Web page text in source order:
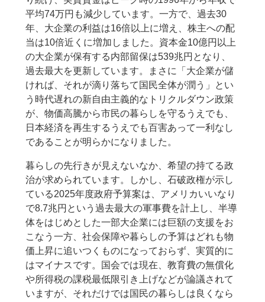
平均74万円も減少しています。一方で、過去30
年、大企業の利益は16倍以上に増え、株主への配
当は10倍近くに増加しました。資本金10億円以上
の大企業が保有する内部留保は539兆円となり、
過去最大を更新しています。まさに「大企業が儲
ければ、それが滴り落ちて国民全体が潤う」とい
う時代遅れの新自由主義的なトリクルダウン政策
が、物価高騰から市民の暮らしを守るうえでも、
日本経済を再生するうえでも百害あって一利なし
であることが明らかになりました。
暮らしの先行きが見えないなか、希望の持てる政
治が求められています。しかし、石破政権が示し
ている2025年度政府予算案は、アメリカいいなり
で8.7兆円という過去最大の軍事費を計上し、半導
体をはじめとした一部大企業には巨額の支援をお
こなう一方、社会保障や暮らしの予算はどれも物
価上昇に追いつくものになっておらず、実質的に
はマイナスです。国会では現在、教育費の無償化
や所得税の課税最低限引き上げなどが論議されて
いますが、それだけでは国民の暮らしは良くなら